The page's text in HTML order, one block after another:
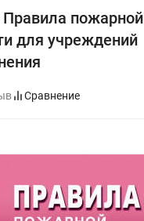
пожарной
для учреждений
Сравнение